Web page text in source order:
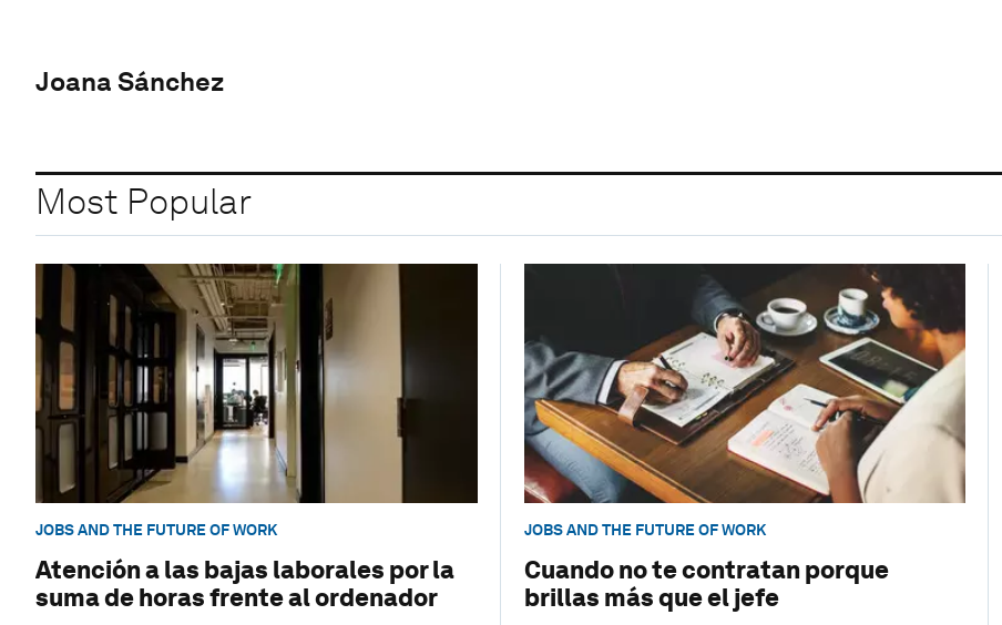
Joana Sánchez
Most Popular
JOBS AND THE FUTURE OF WORK
Atención a las bajas laborales por la
suma de horas frente al ordenador
JOBS AND THE FUTURE OF WORK
Cuando no te contratan porque
brillas más que el jefe